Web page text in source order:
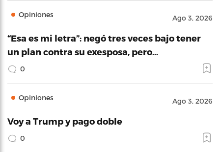
Opiniones Ago 3, 2026
“Esa es mi letra”: negó tres veces bajo tener
un plan contra su exesposa, pero…
0
Opiniones Ago 3, 2026
Voy a Trump y pago doble
0